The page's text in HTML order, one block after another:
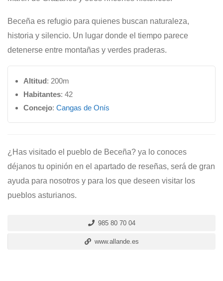
Beceña es refugio para quienes buscan naturaleza,
historia y silencio. Un lugar donde el tiempo parece
detenerse entre montañas y verdes praderas.
Altitud: 200m
Habitantes: 42
Concejo: Cangas de Onís
¿Has visitado el pueblo de Beceña? ya lo conoces
déjanos tu opinión en el apartado de reseñas, será de gran
ayuda para nosotros y para los que deseen visitar los
pueblos asturianos.
985 80 70 04
www.allande.es